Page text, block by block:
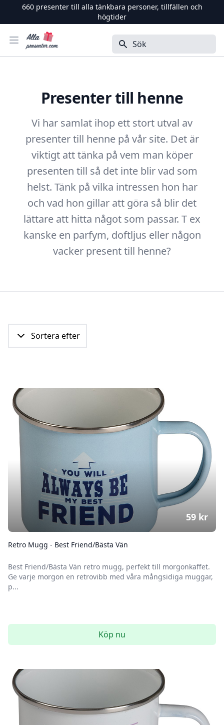
660presenter till alla tänkbara personer, tillfällen och
högtider
Öppna menyn
Alla Presenter Sök
Presenter till henne
Vi har samlat ihop ett stort utval av
presenter till henne på vår site. Det är
viktigt att tänka på vem man köper
presenten till så det inte blir vad som
helst. Tänk på vilka intressen hon har
och vad hon gillar att göra så blir det
lättare att hitta något som passar. T ex
kanske en parfym, doftljus eller någon
vacker present till henne?
Sortera efter
Retro Mugg - Best Friend/Bästa Vän
Best Friend/Bästa Vän retro mugg, perfekt till morgonkaffet.
Ge varje morgon en retrovibb med våra mångsidiga muggar,
p...
59 kr
Köp nu